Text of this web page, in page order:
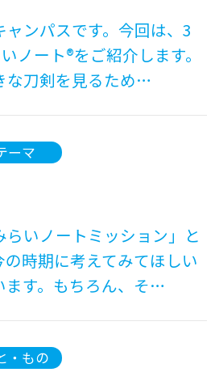
ンパスです。今回は、3
ノート®をご紹介します。
な刀剣を見るため…
ーマ
いノートミッション」と
の時期に考えてみてほしい
ます。もちろん、そ…
・もの